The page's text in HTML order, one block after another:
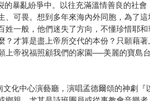
暴亂紛爭中。以往充滿溫情善良的社
可畏。想到多年來海內外同胞，為了
一般，他們迷失了方向，不懂珍惜耶
才算是盡上帝所交代的本份？只願藉
帝祝福照顧我們的家園──美麗的寶島
中心演藝廳，演唱孟德爾頌的神劇『